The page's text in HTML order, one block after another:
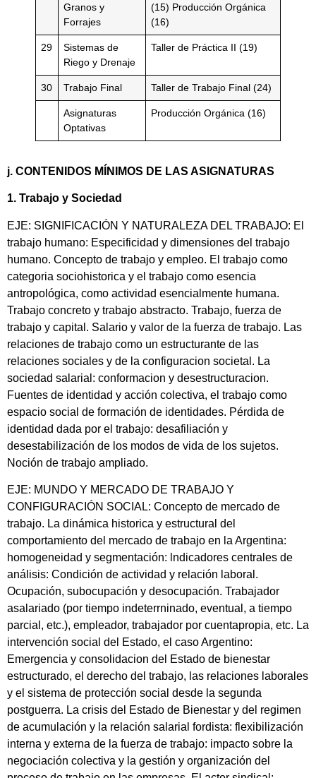
Granos y
Forrajes
(15) Producción Orgánica
(16)
29
Sistemas de
Riego y Drenaje
Taller de Práctica II (19)
30 Trabajo Final Taller de Trabajo Final (24)
Asignaturas
Optativas
Producción Orgánica (16)
j. CONTENIDOS MÍNIMOS DE LAS ASIGNATURAS
1. Trabajo y Sociedad
EJE: SIGNIFICACIÓN Y NATURALEZA DEL TRABAJO: El
trabajo humano: Especificidad y dimensiones del trabajo
humano. Concepto de trabajo y empleo. El trabajo como
categoria sociohistorica y el trabajo como esencia
antropológica, como actividad esencialmente humana.
Trabajo concreto y trabajo abstracto. Trabajo, fuerza de
trabajo y capital. Salario y valor de la fuerza de trabajo. Las
relaciones de trabajo como un estructurante de las
relaciones sociales y de la configuracion societal. La
sociedad salarial: conformacion y desestructuracion.
Fuentes de identidad y acción colectiva, el trabajo como
espacio social de formación de identidades. Pérdida de
identidad dada por el trabajo: desafiliación y
desestabilización de los modos de vida de los sujetos.
Noción de trabajo ampliado.
EJE: MUNDO Y MERCADO DE TRABAJO Y
CONFIGURACIÓN SOCIAL: Concepto de mercado de
trabajo. La dinámica historica y estructural del
comportamiento del mercado de trabajo en la Argentina:
homogeneidad y segmentación: lndicadores centrales de
análisis: Condición de actividad y relación laboral.
Ocupación, subocupación y desocupación. Trabajador
asalariado (por tiempo indeterrninado, eventual, a tiempo
parcial, etc.), empleador, trabajador por cuentapropia, etc. La
intervención social del Estado, el caso Argentino:
Emergencia y consolidacion del Estado de bienestar
estructurado, el derecho del trabajo, las relaciones laborales
y el sistema de protección social desde la segunda
postguerra. La crisis del Estado de Bienestar y del regimen
de acumulación y la relación salarial fordista: flexibilización
interna y externa de la fuerza de trabajo: impacto sobre la
negociación colectiva y la gestión y organización del